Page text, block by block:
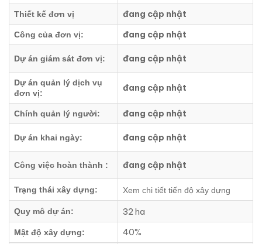
Thiết kế đơn vị đang cập nhật
Công của đơn vị: đang cập nhật
Dự án giám sát đơn vị: đang cập nhật
Dự án quản lý dịch vụ
đơn vị:
đang cập nhật
Chính quản lý người: đang cập nhật
Dự án khai ngày: đang cập nhật
Công việc hoàn thành : đang cập nhật
Trạng thái xây dựng: Xem chi tiết tiến độ xây dựng
Quy mô dự án: 32 ha
Mật độ xây dựng: 40%